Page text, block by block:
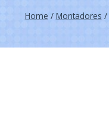
Home / Montadores /